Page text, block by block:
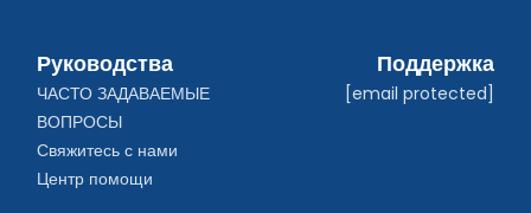
Руководства
ЧАСТО ЗАДАВАЕМЫЕ
ВОПРОСЫ
Свяжитесь с нами
Центр помощи
Поддержка
[email protected]